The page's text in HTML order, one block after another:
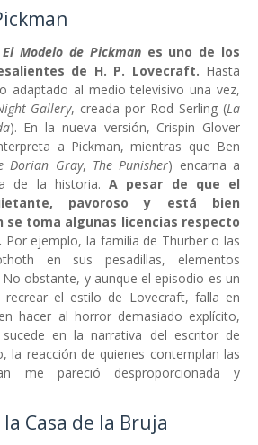
El Modelo de Pickmanes uno de los
de H. P. Lovecraft. Hasta
adaptado al medio televisivo una vez,
Gallery, creada por Rod Serling (La
). En la nueva versión, Crispin Glover
a Pickman, mientras que Ben
Dorian Gray, The Punisher) encarna a
de la historia.A pesar de que el
pavoroso y está bien
se toma algunas licencias respecto
Por ejemplo, la familia de Thurber o las
en sus pesadillas, elementos
obstante, y aunque el episodio es un
recrear el estilo de Lovecraft, falla en
hacer al horror demasiado explícito,
en la narrativa del escritor de
la reacción de quienes contemplan las
me pareció desproporcionada y
Casa de la Bruja